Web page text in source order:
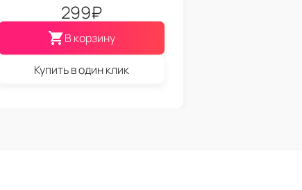
299₽
В корзину
Купить в один клик